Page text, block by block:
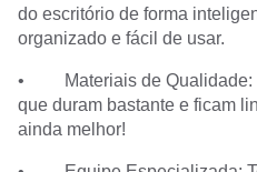
do escritório de forma
organizado e fácil de usar.
• Materiais de Qualidade:
que duram bastante e ficam
ainda melhor!